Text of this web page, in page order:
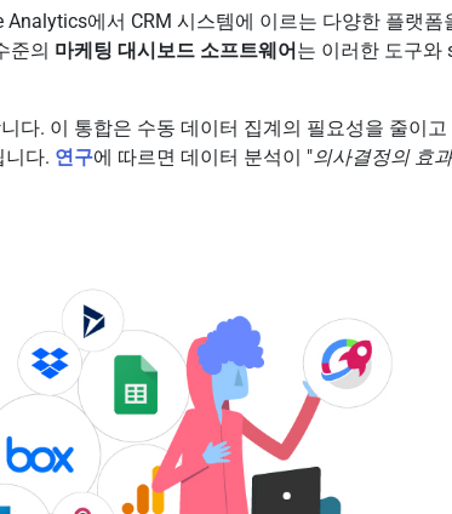
에서 CRM 시스템에 이르는 다양한 플랫폼
준의 마케팅 대시보드 소프트웨어 는 이러한 도구와
다. 이 통합은 수동 데이터 집계의 필요성을 줄이
니다. 연구에 따르면 데이터 분석이 "의사결정의 효